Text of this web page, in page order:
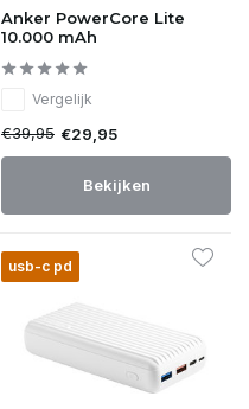
Anker PowerCore Lite
10.000 mAh
Vergelijk
€39,95 €29,95
Bekijken
usb-c pd